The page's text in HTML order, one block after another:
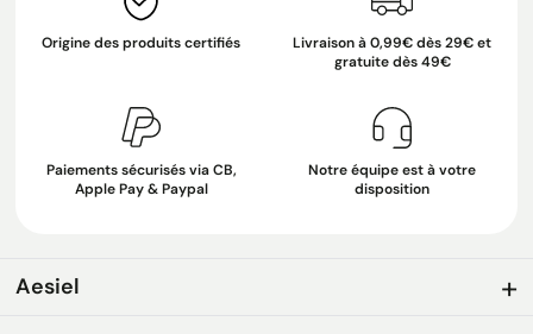
Origine des produits certifiés
Livraison à 0,99€ dès 29€ et
gratuite dès 49€
Paiements sécurisés via CB,
Apple Pay & Paypal
Notre équipe est à votre
disposition
Aesiel